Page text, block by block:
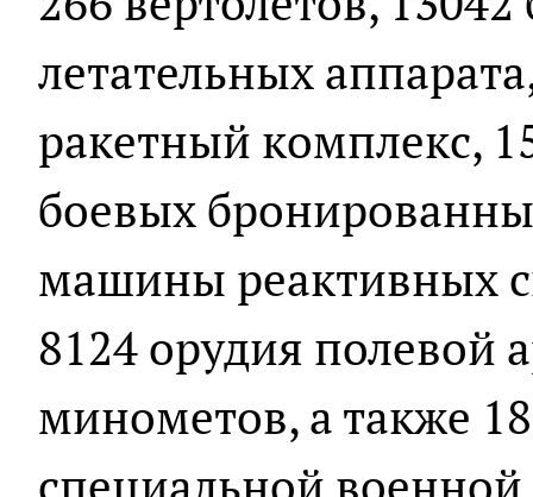
летательных
ракетный комплекс,
боевых
машины реактивных
8124 орудия полевой
минометов, а также